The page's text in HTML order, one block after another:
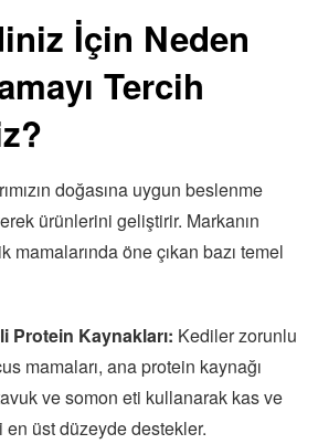
İçin Neden
Tercih
doğasına uygun beslenme
ürünlerini geliştirir. Markanın
öne çıkan bazı temel
Protein Kaynakları: Kediler zorunlu
mamaları, ana protein kaynağı
ve somon eti kullanarak kas ve
üst düzeyde destekler.